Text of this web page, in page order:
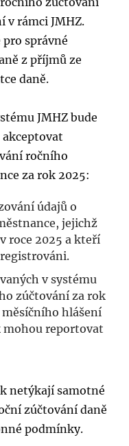
v rámci JMHZ.
správné
z příjmů ze
daně.
JMHZ bude
ročního
za rok 2025:
údajů o
jejichž
roce 2025 a kteří
v systému
zúčtování za rok
hlášení
mohou reportovat
netýkají samotné
zúčtování daně
podmínky.